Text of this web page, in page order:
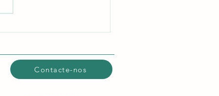
Contacte-nos